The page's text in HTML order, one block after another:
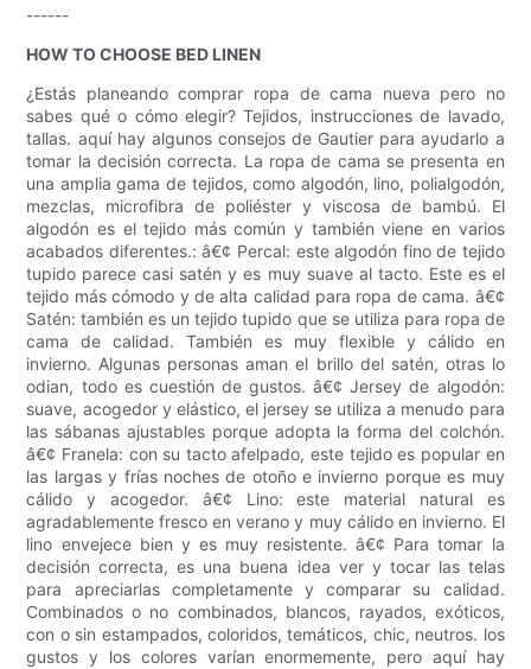
------
HOW TO CHOOSE BED LINEN
¿Estás planeando comprar ropa de cama nueva pero no
sabes qué o cómo elegir? Tejidos, instrucciones de lavado,
tallas. aquí hay algunos consejos de Gautier para ayudarlo a
tomar la decisión correcta. La ropa de cama se presenta en
una amplia gama de tejidos, como algodón, lino, polialgodón,
mezclas, microfibra de poliéster y viscosa de bambú. El
algodón es el tejido más común y también viene en varios
acabados diferentes.: â€¢ Percal: este algodón fino de tejido
tupido parece casi satén y es muy suave al tacto. Este es el
tejido más cómodo y de alta calidad para ropa de cama. â€¢
Satén: también es un tejido tupido que se utiliza para ropa de
cama de calidad. También es muy flexible y cálido en
invierno. Algunas personas aman el brillo del satén, otras lo
odian, todo es cuestión de gustos. â€¢ Jersey de algodón:
suave, acogedor y elástico, el jersey se utiliza a menudo para
las sábanas ajustables porque adopta la forma del colchón.
â€¢ Franela: con su tacto afelpado, este tejido es popular en
las largas y frías noches de otoño e invierno porque es muy
cálido y acogedor. â€¢ Lino: este material natural es
agradablemente fresco en verano y muy cálido en invierno. El
lino envejece bien y es muy resistente. â€¢ Para tomar la
decisión correcta, es una buena idea ver y tocar las telas
para apreciarlas completamente y comparar su calidad.
Combinados o no combinados, blancos, rayados, exóticos,
con o sin estampados, coloridos, temáticos, chic, neutros. los
gustos y los colores varían enormemente, pero aquí hay